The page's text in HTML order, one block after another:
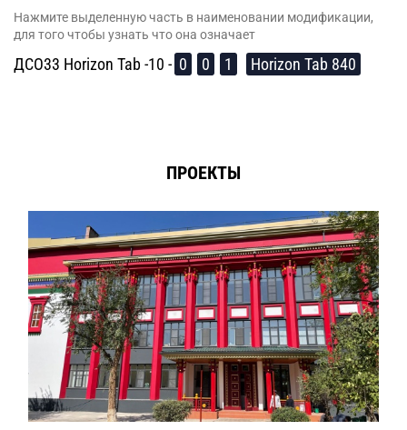
Нажмите выделенную часть в наименовании модификации,
для того чтобы узнать что она означает
ДСО33 Horizon Tab -10 - 0 0 1 Horizon Tab 840
ПРОЕКТЫ